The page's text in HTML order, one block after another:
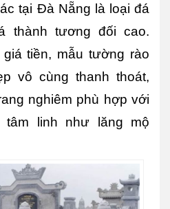
tại Đà Nẵng là loại đá
thành tương đối cao.
tiền, mẫu tường rào
vô cùng thanh thoát,
nghiêm phù hợp với
tâm linh như lăng mộ